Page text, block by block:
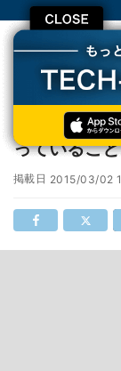
TECH+ テクノロジー
NXP、Freescaleと
NXP、
っているこ
掲載日 2015/03/02